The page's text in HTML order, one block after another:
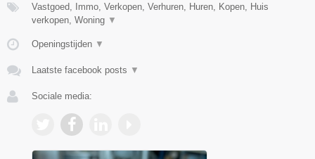
Vastgoed, Immo, Verkopen, Verhuren, Huren, Kopen, Huis
verkopen, Woning ▼
Openingstijden ▼
Laatste facebook posts ▼
Sociale media: